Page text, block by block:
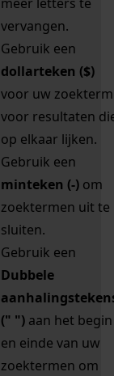
vervangen.
Gebruik een
dollarteken ($)
voor uw zoekterm
voor resultaten
op elkaar lijken.
Gebruik een
minteken (-) om
zoektermen uit te
sluiten.
Gebruik een
Dubbele
(" ") aan het begin
en einde van uw
zoektermen om